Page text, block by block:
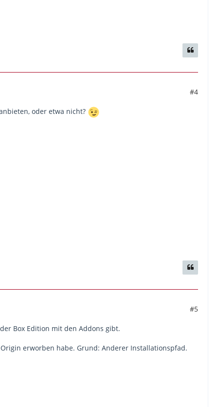
#4
oder etwa nicht?
#5
Box Edition mit den Addons gibt.
erworben habe. Grund: Anderer Installationspfad.